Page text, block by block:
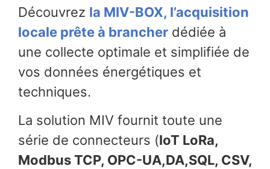
Découvrez la MIV-BOX, l’acquisition
locale prête à brancher dédiée à
une collecte optimale et simplifiée de
vos données énergétiques et
techniques.
La solution MIV fournit toute une
série de connecteurs (IoT LoRa,
Modbus TCP, OPC-UA,DA,SQL, CSV,